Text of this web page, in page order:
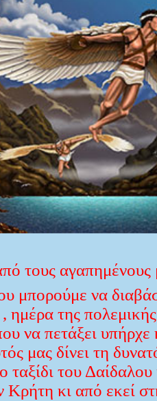
τους αγαπημένους
μπορούμε να
ημέρα της
να πετάξει υπήρχε
μας δίνει τη
ταξίδι του
κι από εκεί